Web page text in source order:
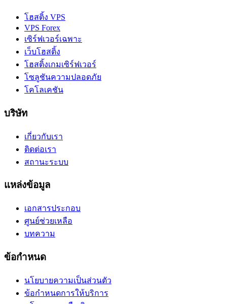
โฮสติ้ง VPS
VPS Forex
เซิร์ฟเวอร์เฉพาะ
เว็บโฮสติ้ง
โฮสติ้งเกมเซิร์ฟเวอร์
โซลูชันความปลอดภัย
โคโลเคชัน
บริษัท
เกี่ยวกับเรา
ติดต่อเรา
สถานะระบบ
แหล่งข้อมูล
เอกสารประกอบ
ศูนย์ช่วยเหลือ
บทความ
ข้อกำหนด
นโยบายความเป็นส่วนตัว
ข้อกำหนดการให้บริการ